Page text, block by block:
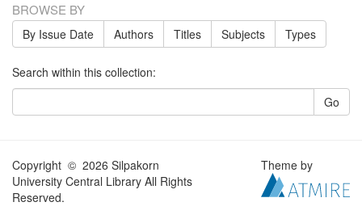
BROWSE BY
By Issue Date Authors Titles Subjects Types
Search within this collection:
Go
Copyright © 2026 Silpakorn
University Central Library All Rights
Reserved.
Theme by